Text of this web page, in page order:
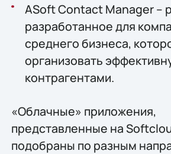
ASoft Contact Manager –
разработанное для
среднего бизнеса,
организовать
контрагентами.
«Облачные» приложения,
представленные на
подобраны по разным